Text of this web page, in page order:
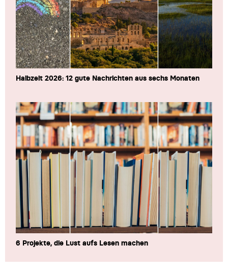
Halbzeit 2026: 12 gute Nachrichten aus sechs Monaten
6 Projekte, die Lust aufs Lesen machen